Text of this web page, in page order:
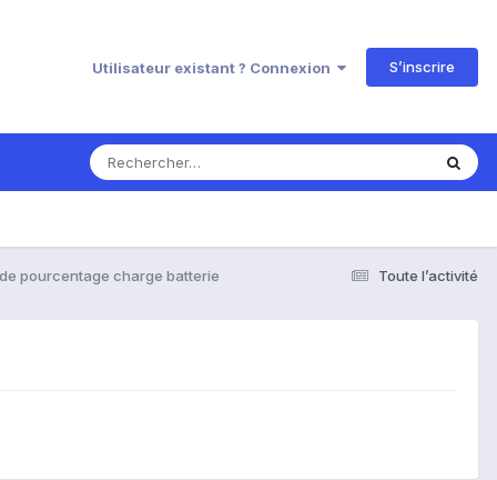
Utilisateur existant ? Connexion S’inscrire
Toute l’activité
pourcentage charge batterie